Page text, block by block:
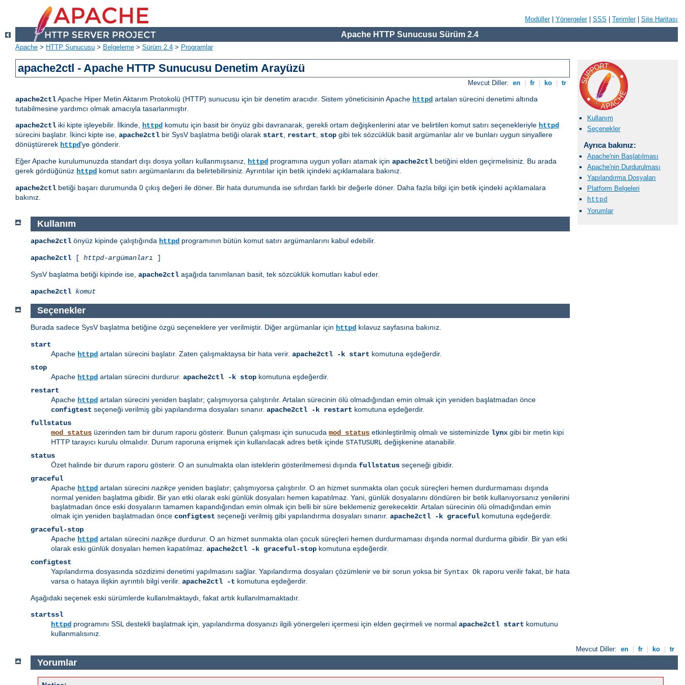
Modüller| Yönergeler| SSS Terimler| Site Haritası
Apache HTTP Sunucusu Sürüm 2.4
Apache > HTTP Sunucusu > Belgeleme > Sürüm 2.4 > Programlar
apache2ctl - Apache HTTP Sunucusu Denetim Arayüzü
Mevcut Diller: en fr ko tr
apache2ctlApache Hiper Metin Aktarım Protokolü (HTTP) sunucusu için bir denetim aracıdır. Sistem yöneticisinin Apache httpd artalan sürecini denetimi altında
tutabilmesine yardımcı olmak amacıyla tasarlanmıştır.
apache2ctl iki kipte işleyebilir. İlkinde, httpd komutu için basit bir önyüz gibi davranarak, gerekli ortam değişkenlerini atar ve belirtilen komut satırı seçenekleriyle httpd
sürecini başlatır. İkinci kipte ise, apache2ctl bir SysV başlatma betiği olarak start, restart, stop gibi tek sözcüklük basit argümanlar alır ve bunları uygun sinyallere
dönüştürerek httpd'ye gönderir.
Eğer Apache kurulumunuzda standart dışı dosya yolları kullanmışsanız, httpd programına uygun yolları atamak için apache2ctl betiğini elden geçirmelisiniz. Bu arada
gerek gördüğünüz httpd komut satırı argümanlarını da belirtebilirsiniz. Ayrıntılar için betik içindeki açıklamalara bakınız.
apache2ctl betiği başarı durumunda 0 çıkış değeri ile döner. Bir hata durumunda ise sıfırdan farklı bir değerle döner. Daha fazla bilgi için betik içindeki açıklamalara
bakınız.
Kullanım
Seçenekler
Ayrıca bakınız:
Apache'nin Başlatılması
Apache'nin Durdurulması
Yapılandırma Dosyaları
Platform Belgeleri
httpd
Yorumlar
Kullanım
apache2ctl önyüz kipinde çalıştığında httpd programının bütün komut satırı argümanlarını kabul edebilir.
apache2ctl [ httpd-argümanları ]
SysV başlatma betiği kipinde ise, apache2ctl aşağıda tanımlanan basit, tek sözcüklük komutları kabul eder.
apache2ctl komut
Seçenekler
Burada sadece SysV başlatma betiğine özgü seçeneklere yer verilmiştir. Diğer argümanlar için httpd kılavuz sayfasına bakınız.
start
Apache httpd artalan sürecini başlatır. Zaten çalışmaktaysa bir hata verir. apache2ctl -k start komutuna eşdeğerdir.
stop
Apache httpd artalan sürecini durdurur. apache2ctl -k stop komutuna eşdeğerdir.
restart
Apache httpd artalan sürecini yeniden başlatır; çalışmıyorsa çalıştırılır. Artalan sürecinin ölü olmadığından emin olmak için yeniden başlatmadan önce
configtest seçeneği verilmiş gibi yapılandırma dosyaları sınanır. apache2ctl -k restart komutuna eşdeğerdir.
fullstatus
mod_status üzerinden tam bir durum raporu gösterir. Bunun çalışması için sunucuda mod_status etkinleştirilmiş olmalı ve sisteminizde lynx gibi bir metin kipi
HTTP tarayıcı kurulu olmalıdır. Durum raporuna erişmek için kullanılacak adres betik içinde STATUSURL değişkenine atanabilir.
status
Özet halinde bir durum raporu gösterir. O an sunulmakta olan isteklerin gösterilmemesi dışında fullstatus seçeneği gibidir.
graceful
Apache httpd artalan sürecini nazikçe yeniden başlatır; çalışmıyorsa çalıştırılır. O an hizmet sunmakta olan çocuk süreçleri hemen durdurmaması dışında
normal yeniden başlatma gibidir. Bir yan etki olarak eski günlük dosyaları hemen kapatılmaz. Yani, günlük dosyalarını döndüren bir betik kullanıyorsanız yenilerini
başlatmadan önce eski dosyaların tamamen kapandığından emin olmak için belli bir süre beklemeniz gerekecektir. Artalan sürecinin ölü olmadığından emin
olmak için yeniden başlatmadan önce configtest seçeneği verilmiş gibi yapılandırma dosyaları sınanır. apache2ctl -k graceful komutuna eşdeğerdir.
graceful-stop
Apache httpd artalan sürecini nazikçe durdurur. O an hizmet sunmakta olan çocuk süreçleri hemen durdurmaması dışında normal durdurma gibidir. Bir yan etki
olarak eski günlük dosyaları hemen kapatılmaz. apache2ctl -k graceful-stop komutuna eşdeğerdir.
configtest
Yapılandırma dosyasında sözdizimi denetimi yapılmasını sağlar. Yapılandırma dosyaları çözümlenir ve bir sorun yoksa bir Syntax Ok raporu verilir fakat, bir hata
varsa o hataya ilişkin ayrıntılı bilgi verilir. apache2ctl -t komutuna eşdeğerdir.
Aşağıdaki seçenek eski sürümlerde kullanılmaktaydı, fakat artık kullanılmamaktadır.
startssl
httpd programını SSL destekli başlatmak için, yapılandırma dosyanızı ilgili yönergeleri içermesi için elden geçirmeli ve normal apache2ctl start komutunu
kullanmalısınız.
Mevcut Diller: en fr ko tr
Yorumlar